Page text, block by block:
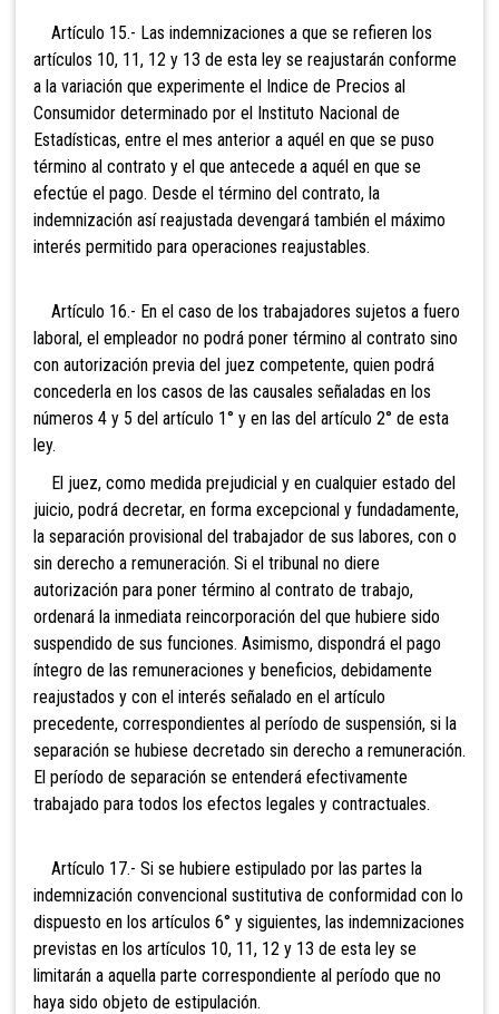
Artículo 15.- Las indemnizaciones a que se refieren los
artículos 10, 11, 12 y 13 de esta ley se reajustarán conforme
a la variación que experimente el Indice de Precios al
Consumidor determinado por el Instituto Nacional de
Estadísticas, entre el mes anterior a aquél en que se puso
término al contrato y el que antecede a aquél en que se
efectúe el pago. Desde el término del contrato, la
indemnización así reajustada devengará también el máximo
interés permitido para operaciones reajustables.
Artículo 16.- En el caso de los trabajadores sujetos a fuero
laboral, el empleador no podrá poner término al contrato sino
con autorización previa del juez competente, quien podrá
concederla en los casos de las causales señaladas en los
números 4 y 5 del artículo 1° y en las del artículo 2° de esta
ley.
El juez, como medida prejudicial y en cualquier estado del
juicio, podrá decretar, en forma excepcional y fundadamente,
la separación provisional del trabajador de sus labores, con o
sin derecho a remuneración. Si el tribunal no diere
autorización para poner término al contrato de trabajo,
ordenará la inmediata reincorporación del que hubiere sido
suspendido de sus funciones. Asimismo, dispondrá el pago
íntegro de las remuneraciones y beneficios, debidamente
reajustados y con el interés señalado en el artículo
precedente, correspondientes al período de suspensión, si la
separación se hubiese decretado sin derecho a remuneración.
El período de separación se entenderá efectivamente
trabajado para todos los efectos legales y contractuales.
Artículo 17.- Si se hubiere estipulado por las partes la
indemnización convencional sustitutiva de conformidad con lo
dispuesto en los artículos 6° y siguientes, las indemnizaciones
previstas en los artículos 10, 11, 12 y 13 de esta ley se
limitarán a aquella parte correspondiente al período que no
haya sido objeto de estipulación.